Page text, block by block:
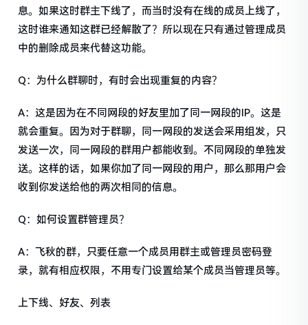
息。如果这时群主下线了，而当时没有在线的成员上线了，
这时谁来通知这群已经解散了？所以现在只有通过管理成员
中的删除成员来代替这功能。
Q：为什么群聊时，有时会出现重复的内容？
A：这是因为在不同网段的好友里加了同一网段的IP。这是
就会重复。因为对于群聊，同一网段的发送会采用组发，只
发送一次，同一网段的群用户都能收到。不同网段的单独发
送。这样的话，如果你加了同一网段的用户，那么那用户会
收到你发送给他的两次相同的信息。
Q：如何设置群管理员？
A：飞秋的群，只要任意一个成员用群主或管理员密码登
录，就有相应权限，不用专门设置给某个成员当管理员等。
上下线、好友、列表